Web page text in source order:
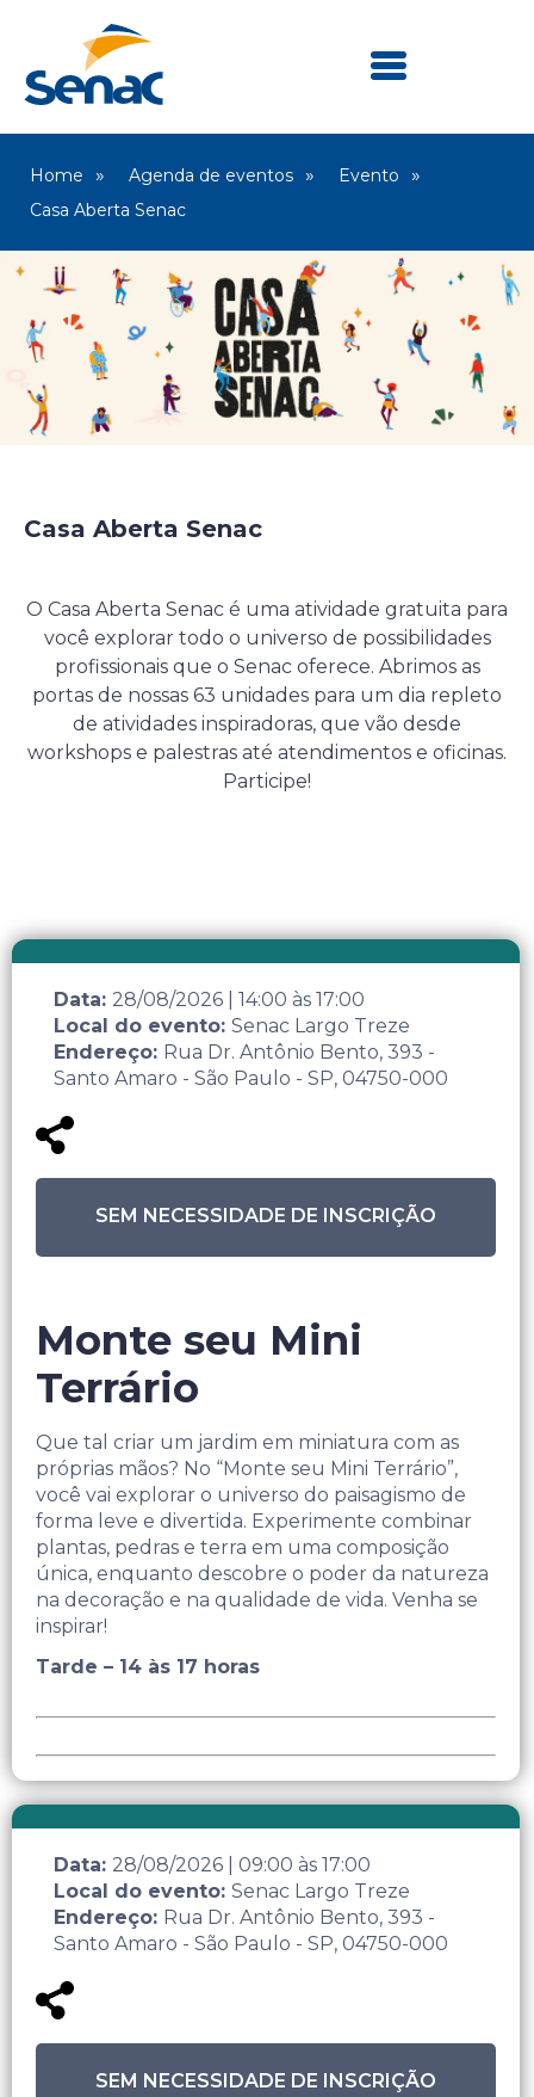
Home Agenda de eventos
Evento
Casa Aberta Senac
Casa Aberta Senac
O Casa Aberta Senac é uma atividade gratuita para
você explorar todo o universo de possibilidades
profissionais que o Senac oferece. Abrimos as
portas de nossas 63 unidades para um dia repleto
de atividades inspiradoras, que vão desde
workshops e palestras até atendimentos e oficinas.
Participe!
Data: 28/08/2026 14:00 às 17:00
Local do evento: Senac Largo Treze
Endereço: Rua Dr. Antônio Bento, 393 -
Santo Amaro - São Paulo - SP, 04750-000
SEM NECESSIDADE DE INSCRIÇÃO
Monte seu Mini
Terrário
Que tal criar um jardim em miniatura com as
próprias mãos? No “Monte seu Mini Terrário”,
você vai explorar o universo do paisagismo de
forma leve e divertida. Experimente combinar
plantas, pedras e terra em uma composição
única, enquanto descobre o poder da natureza
na decoração e na qualidade de vida. Venha se
inspirar!
Tarde – 14 às 17 horas
Data: 28/08/2026 09:00 às 17:00
Local do evento: Senac Largo Treze
Endereço: Rua Dr. Antônio Bento, 393 -
Santo Amaro - São Paulo - SP, 04750-000
SEM NECESSIDADE DE INSCRIÇÃO